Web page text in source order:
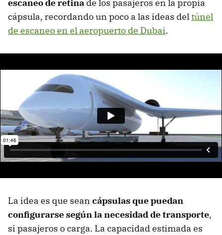
escaneo de retina de los pasajeros en la propia
cápsula, recordando un poco a las ideas deltúnel
de escaneo en el aeropuerto de Dubai.
La idea es que sean cápsulas que puedan
configurarse según la necesidad de transporte,
si pasajeros o carga. La capacidad estimada es